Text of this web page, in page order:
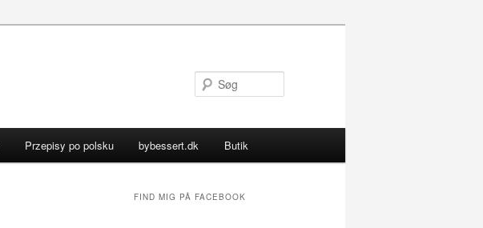
Przepisy po polsku bybessert.dk Butik
FIND MIG PÅ FACEBOOK